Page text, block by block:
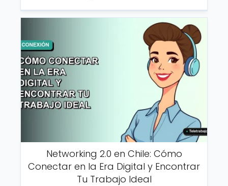
Networking 2.0 en Chile: Cómo
Conectar en la Era Digital y Encontrar
Tu Trabajo Ideal